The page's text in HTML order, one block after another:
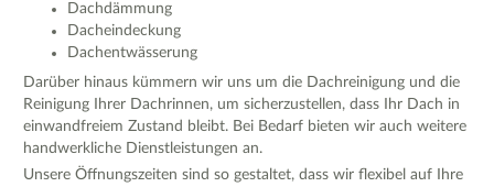
Dachdämmung
Dacheindeckung
Dachentwässerung
Darüber hinaus kümmern wir uns um die Dachreinigung und die
Reinigung Ihrer Dachrinnen, um sicherzustellen, dass Ihr Dach in
einwandfreiem Zustand bleibt. Bei Bedarf bieten wir auch weitere
handwerkliche Dienstleistungen an.
Unsere Öffnungszeiten sind so gestaltet, dass wir flexibel auf Ihre